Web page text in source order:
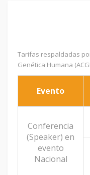
Tarifas respaldadas
Genética Humana
Evento
Conferencia
(Speaker) en
evento
Nacional